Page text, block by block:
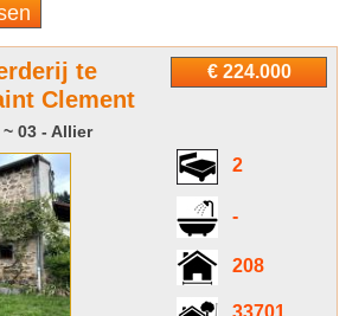
€ 224.000
te
Clement
03 - Allier
2
-
208
33701